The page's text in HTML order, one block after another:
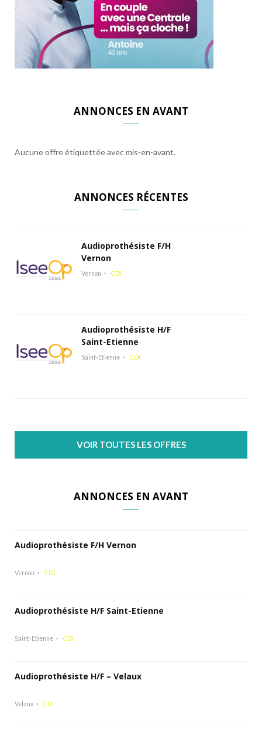
ANNONCES EN AVANT
Aucune offre étiquettée avec mis-en-avant.
ANNONCES RÉCENTES
Audioprothésiste F/H
Vernon
Vernon CDI
Audioprothésiste H/F
Saint-Etienne
Saint-Etienne CDI
VOIR TOUTES LES OFFRES
ANNONCES EN AVANT
Audioprothésiste F/H Vernon
Vernon CDI
Audioprothésiste H/F Saint-Etienne
Saint-Etienne CDI
Audioprothésiste H/F – Velaux
Velaux CDI